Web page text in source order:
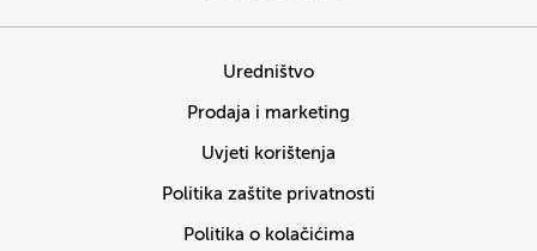
Uredništvo
Prodaja i marketing
Uvjeti korištenja
Politika zaštite privatnosti
Politika o kolačićima